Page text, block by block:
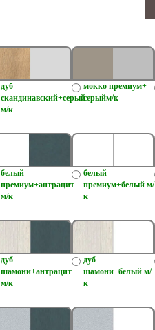
дуб
скандинавский+серый
м/к
мокко премиум+
серыйм/к
белый
премиум+антрацит
м/к
белый
премиум+белый м/
к
дуб
шамони+антрацит
м/к
дуб
шамони+белый м/
к